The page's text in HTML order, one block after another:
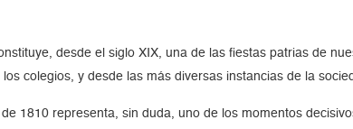
desde el siglo XIX, una de las fiestas patrias de
colegios, y desde las más diversas instancias de la
de 1810 representa, sin duda, uno de los momentos